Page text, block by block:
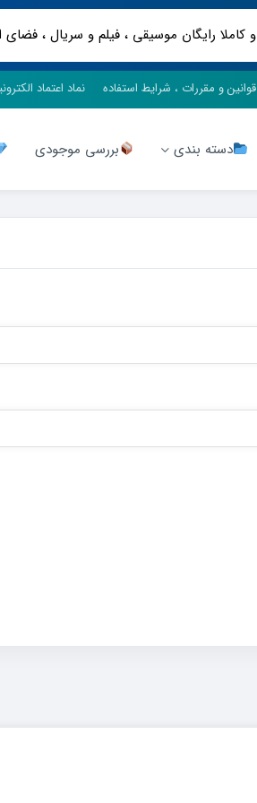
قوانین و مقررات ، شرایط استفاده نماد اعتماد
دسته بندی بررسی موجودی